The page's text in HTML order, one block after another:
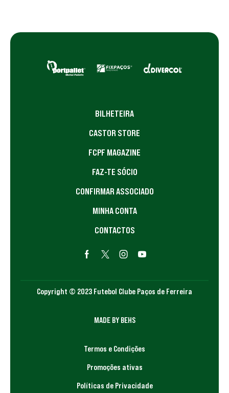
BILHETEIRA
CASTOR STORE
FCPF MAGAZINE
FAZ-TE SÓCIO
CONFIRMAR ASSOCIADO
MINHA CONTA
CONTACTOS
Copyright © 2023 Futebol Clube Paços de Ferreira
MADE BY BEHS
Termos e Condições
Promoções ativas
Políticas de Privacidade